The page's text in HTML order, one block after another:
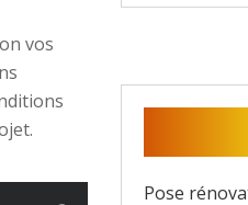
vos
Pose